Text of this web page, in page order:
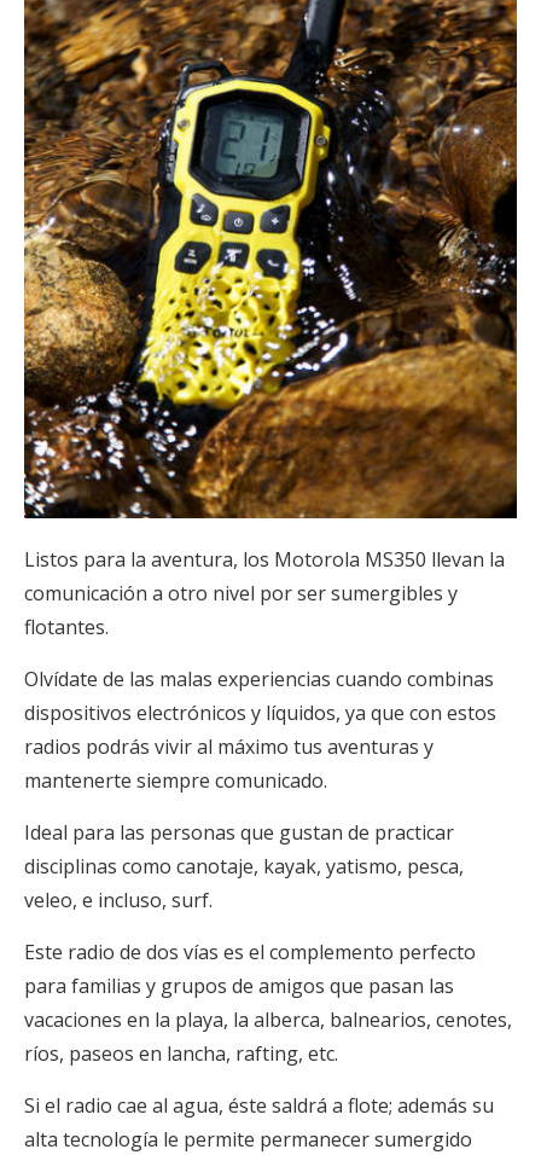
Listos para la aventura, los Motorola MS350 llevan la
comunicación a otro nivel por ser sumergibles y
flotantes.
Olvídate de las malas experiencias cuando combinas
dispositivos electrónicos y líquidos, ya que con estos
radios podrás vivir al máximo tus aventuras y
mantenerte siempre comunicado.
Ideal para las personas que gustan de practicar
disciplinas como canotaje, kayak, yatismo, pesca,
veleo, e incluso, surf.
Este radio de dos vías es el complemento perfecto
para familias y grupos de amigos que pasan las
vacaciones en la playa, la alberca, balnearios, cenotes,
ríos, paseos en lancha, rafting, etc.
Si el radio cae al agua, éste saldrá a flote; además su
alta tecnología le permite permanecer sumergido